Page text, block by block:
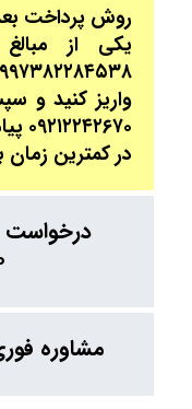
روش پرداخت
یکی از
واریز کنید و
در کمترین
درخواست
مشاوره فوری با